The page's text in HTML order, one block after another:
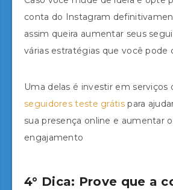
conta do Instagram
assim queira aumentar seus
várias estratégias que você pode
Uma delas é investir em serviços
seguidores teste grátispara
sua presença online e aumentar
engajamento
4° Dica: Prove que a